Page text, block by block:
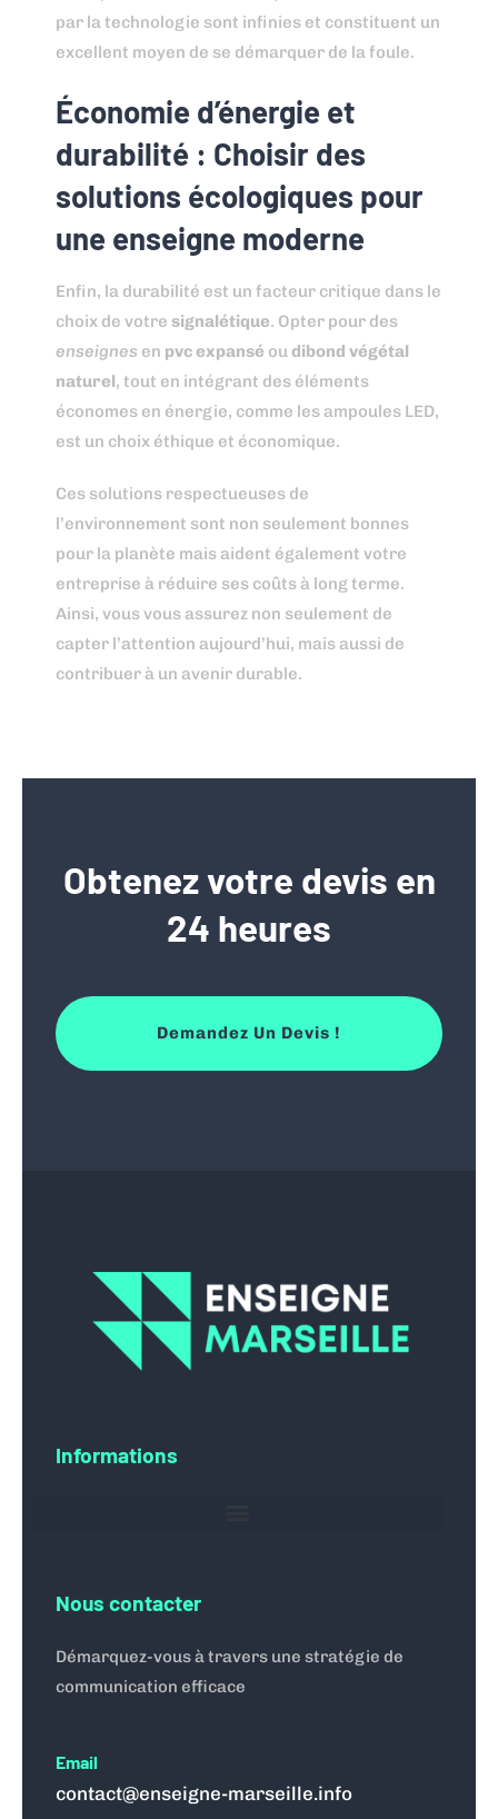
par la technologie sont infinies et constituent un
excellent moyen de se démarquer de la foule.
Économie d’énergie et
durabilité : Choisir des
solutions écologiques pour
une enseigne moderne
Enfin, la durabilité est un facteur critique dans le
choix de votre signalétique. Opter pour des
enseignes en pvc expansé oudibond végétal
naturel, tout en intégrant des éléments
économes en énergie, comme les ampoules LED,
est un choix éthique et économique.
Ces solutions respectueuses de
l’environnement sont non seulement bonnes
pour la planète mais aident également votre
entreprise à réduire ses coûts à long terme.
Ainsi, vous vous assurez non seulement de
capter l’attention aujourd’hui, mais aussi de
contribuer à un avenir durable.
Obtenez votre devis en
24 heures
Demandez Un Devis !
Informations
Nous contacter
Démarquez-vous à travers une stratégie de
communication efficace
Email
contact@enseigne-marseille.info